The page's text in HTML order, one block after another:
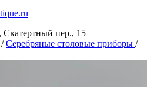
Скатертный пер., 15
/ Серебряные столовые приборы /